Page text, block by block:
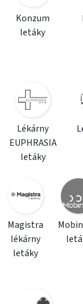
Konzum
letáky
Lékárny
EUPHRASIA
letáky
Magistra
lékárny
letáky